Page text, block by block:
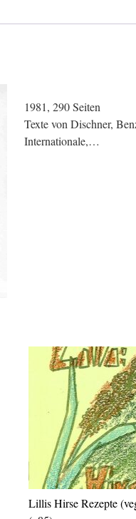
1981, 290 Seiten
Texte von Dischner,
Internationale,…
Lillis Hirse Rezepte